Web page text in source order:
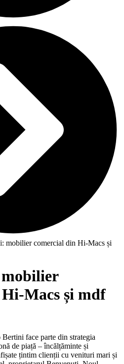
mobilier comercial din Hi-Macs și
Macs și mdf
face parte din strategia
de piață – încălțăminte și
țintim clienții cu venituri mari și